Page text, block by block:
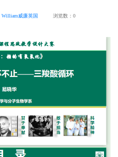
William威廉英国 浏览数： 0